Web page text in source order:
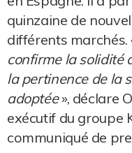
quinzaine de
différents marchés.
confirme la solidité
la pertinence de la
adoptée», déclare
exécutif du groupe
communiqué de